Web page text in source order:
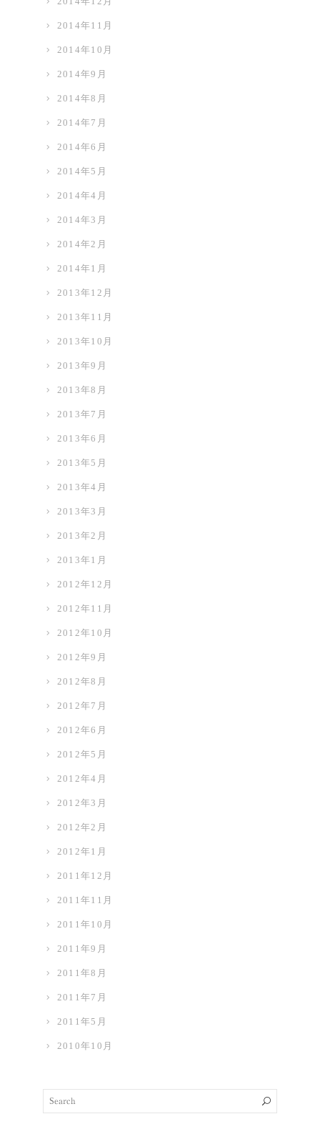
2014年11月
2014年10月
2014年9月
2014年8月
2014年7月
2014年6月
2014年5月
2014年4月
2014年3月
2014年2月
2014年1月
2013年12月
2013年11月
2013年10月
2013年9月
2013年8月
2013年7月
2013年6月
2013年5月
2013年4月
2013年3月
2013年2月
2013年1月
2012年12月
2012年11月
2012年10月
2012年9月
2012年8月
2012年7月
2012年6月
2012年5月
2012年4月
2012年3月
2012年2月
2012年1月
2011年12月
2011年11月
2011年10月
2011年9月
2011年8月
2011年7月
2011年5月
2010年10月